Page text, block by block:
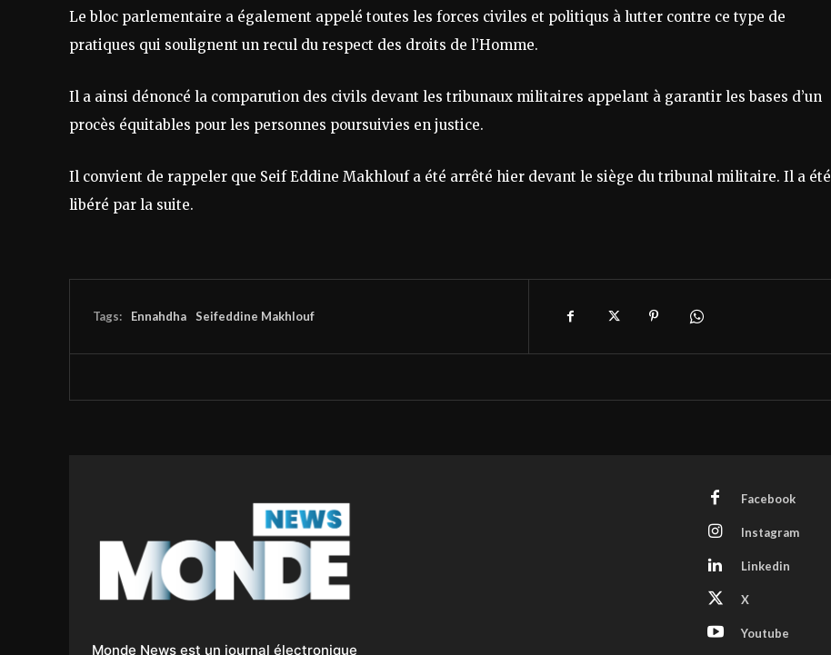
Le bloc parlementaire a également appelé toutes les forces civiles et politiqus à lutter contre ce type de
pratiques qui soulignent un recul du respect des droits de l’Homme.
Il a ainsi dénoncé la comparution des civils devant les tribunaux militaires appelant à garantir les bases d’un
procès équitables pour les personnes poursuivies en justice.
Il convient de rappeler que Seif Eddine Makhlouf a été arrêté hier devant le siège du tribunal militaire. Il a été
libéré par la suite.
Tags: Ennahdha Seifeddine Makhlouf
Monde News est un journal électronique
Facebook
Instagram
Linkedin
X
Youtube